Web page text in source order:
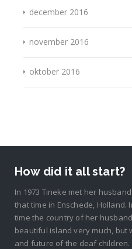
december 2016
november 2016
oktober 2016
How did it all start?
In 1973 Tineke met her
that time in Enschede, Holland.
time the country of her
beautiful island very much, but
and future of the deaf children.